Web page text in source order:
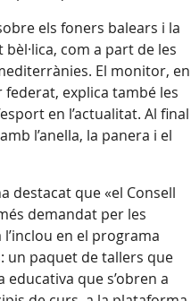
els foners balears i la
com a part de les
El monitor, en
federat, explica també les
en l’actualitat. Al final
l’anella, la panera i el
destacat que «el Consell
demandat per les
l’inclou en el programa
un paquet de tallers que
que s’obren a